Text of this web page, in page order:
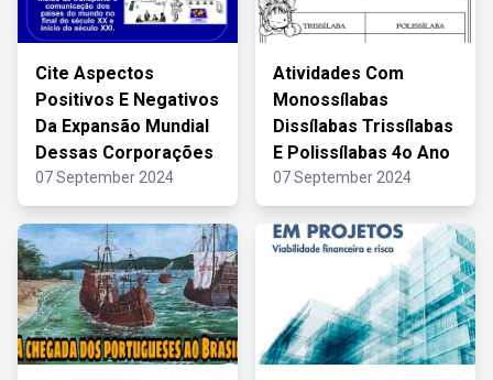
Cite Aspectos
Positivos E Negativos
Da Expansão Mundial
Dessas Corporações
07 September 2024
Atividades Com
Monossílabas
Dissílabas Trissílabas
E Polissílabas 4o Ano
07 September 2024